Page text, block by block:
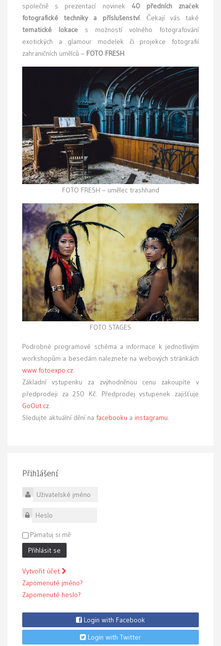
společně s prezentací novinek 40 předních značek
fotografické techniky a příslušenství. Čekají vás také
tematické lokace s možností volného fotografování
exotických a glamour modelek či projekce fotografií
zahraničních umělců – FOTO FRESH
FOTO FRESH – umělec trashhand
FOTO STAGES
Podrobné programové schéma a informace k jednotlivým
workshopům a besedám naleznete na webových stránkách
www.fotoexpo.cz
Základní vstupenku za zvýhodněnou cenu zakoupíte v
předprodeji za 250 Kč. Předprodej vstupenek zajišťuje
GoOut.cz
Sledujte aktuální dění na facebooku a instagramu
Přihlášení
Uživatelské jméno
Heslo
Pamatuj si mě
Přihlásit se
Vytvořit účet
Zapomenuté jméno?
Zapomenuté heslo?
Login with Facebook
Login with Twitter